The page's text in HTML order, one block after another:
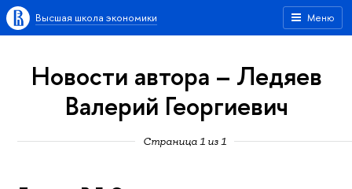
Меню
Высшая школа экономики
Новости автора – Ледяев
Валерий Георгиевич
Страница 1 из 1